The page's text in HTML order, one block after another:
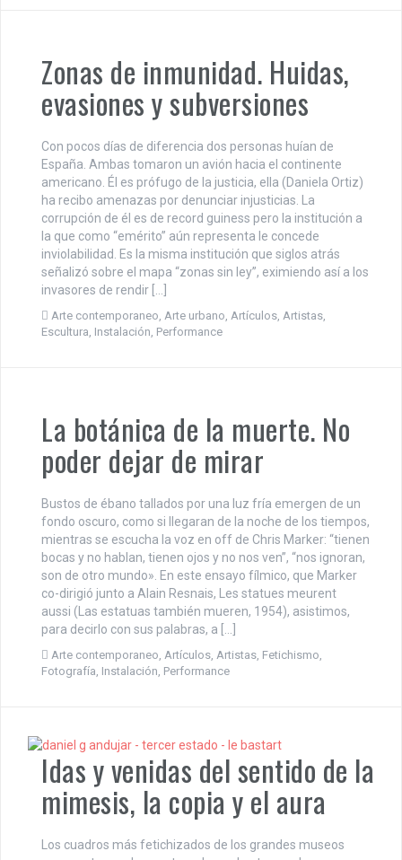
Zonas de inmunidad. Huidas,
evasiones y subversiones
Con pocos días de diferencia dos personas huían de
España. Ambas tomaron un avión hacia el continente
americano. Él es prófugo de la justicia, ella (Daniela Ortiz)
ha recibo amenazas por denunciar injusticias. La
corrupción de él es de record guiness pero la institución a
la que como “emérito” aún representa le concede
inviolabilidad. Es la misma institución que siglos atrás
señalizó sobre el mapa “zonas sin ley”, eximiendo así a los
invasores de rendir […]
Arte contemporaneo, Arte urbano, Artículos, Artistas,
Escultura, Instalación, Performance
La botánica de la muerte. No
poder dejar de mirar
Bustos de ébano tallados por una luz fría emergen de un
fondo oscuro, como si llegaran de la noche de los tiempos,
mientras se escucha la voz en off de Chris Marker: “tienen
bocas y no hablan, tienen ojos y no nos ven”, “nos ignoran,
son de otro mundo». En este ensayo fílmico, que Marker
co-dirigió junto a Alain Resnais, Les statues meurent
aussi (Las estatuas también mueren, 1954), asistimos,
para decirlo con sus palabras, a […]
Arte contemporaneo, Artículos, Artistas, Fetichismo,
Fotografía, Instalación, Performance
Idas y venidas del sentido de la
mimesis, la copia y el aura
Los cuadros más fetichizados de los grandes museos